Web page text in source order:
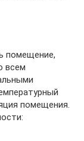
помещение,
всем
помещения.